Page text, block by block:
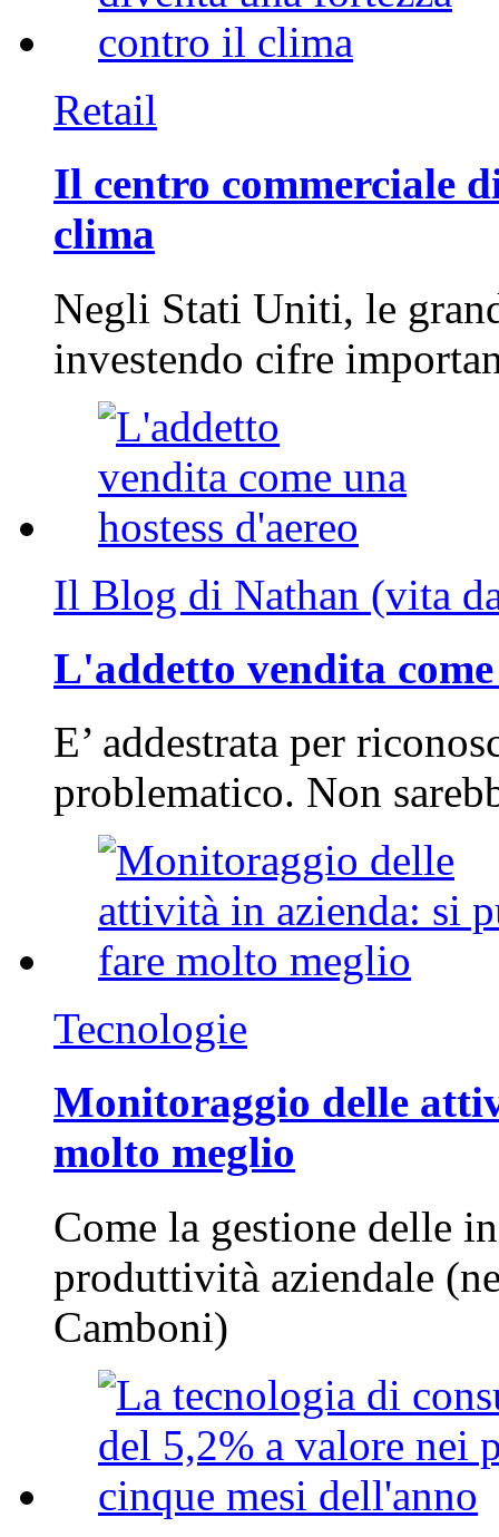
Retail
Il centro commerciale
clima
Negli Stati Uniti, le
investendo cifre
Il Blog di Nathan (vita
L'addetto vendita
E’ addestrata per
problematico. Non
Tecnologie
Monitoraggio delle
molto meglio
Come la gestione delle
produttività aziendale
Camboni)